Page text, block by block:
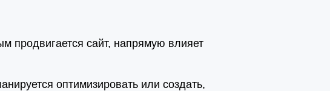
продвигается сайт, напрямую влияет
оптимизировать или создать,